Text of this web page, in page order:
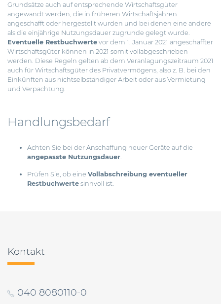
Grundsätze auch auf entsprechende Wirtschaftsgüter
angewandt werden, die in früheren Wirtschaftsjahren
angeschafft oder hergestellt wurden und bei denen eine andere
als die einjährige Nutzungsdauer zugrunde gelegt wurde.
Eventuelle Restbuchwerte vor dem 1. Januar 2021 angeschaffter
Wirtschaftsgüter können in 2021 somit vollabgeschrieben
werden. Diese Regeln gelten ab dem Veranlagungszeitraum 2021
auch für Wirtschaftsgüter des Privatvermögens, also z. B. bei den
Einkünften aus nichtselbständiger Arbeit oder aus Vermietung
und Verpachtung.
Handlungsbedarf
Achten Sie bei der Anschaffung neuer Geräte auf die
angepasste Nutzungsdauer.
Prüfen Sie, ob eine Vollabschreibung eventueller
Restbuchwerte sinnvoll ist.
Kontakt
040 8080110-0